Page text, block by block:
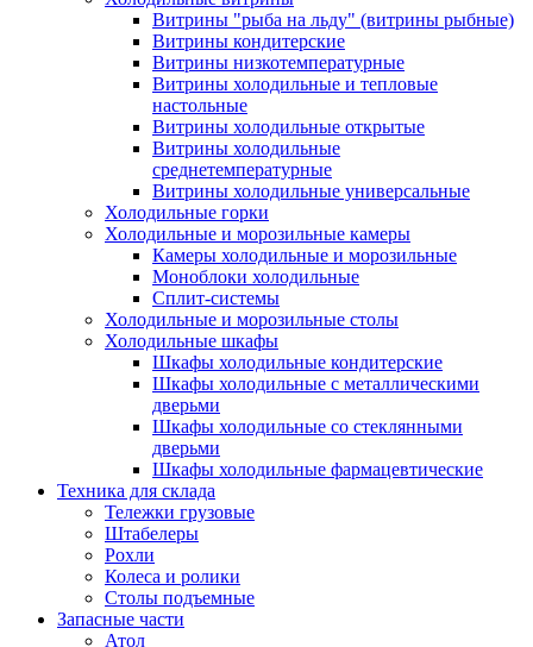
Витрины "рыба на льду" (витрины рыбные)
Витрины кондитерские
Витрины низкотемпературные
Витрины холодильные и тепловые
настольные
Витрины холодильные открытые
Витрины холодильные
среднетемпературные
Витрины холодильные универсальные
Холодильные горки
Холодильные и морозильные камеры
Камеры холодильные и морозильные
Моноблоки холодильные
Сплит-системы
Холодильные и морозильные столы
Холодильные шкафы
Шкафы холодильные кондитерские
Шкафы холодильные с металлическими
дверьми
Шкафы холодильные со стеклянными
дверьми
Шкафы холодильные фармацевтические
Техника для склада
Тележки грузовые
Штабелеры
Рохли
Колеса и ролики
Столы подъемные
Запасные части
Атол